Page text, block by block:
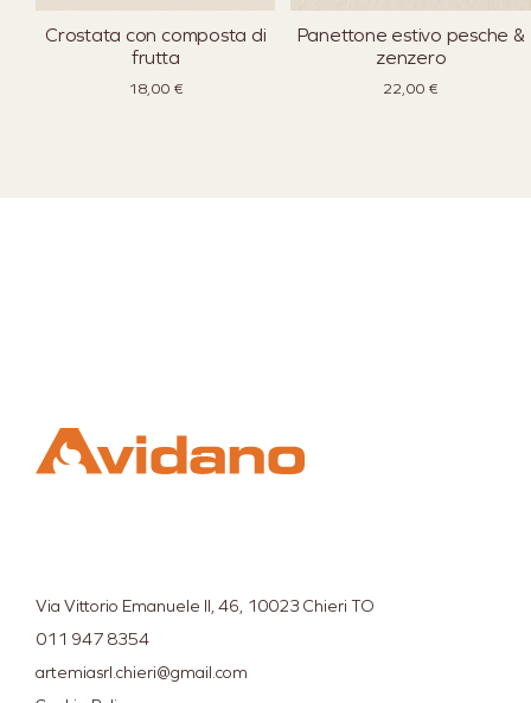
Crostata con composta di
frutta
18,00 €
Panettone estivo pesche &
zenzero
22,00 €
Via Vittorio Emanuele II, 46, 10023 Chieri TO
011 947 8354
artemiasrl.chieri@gmail.com